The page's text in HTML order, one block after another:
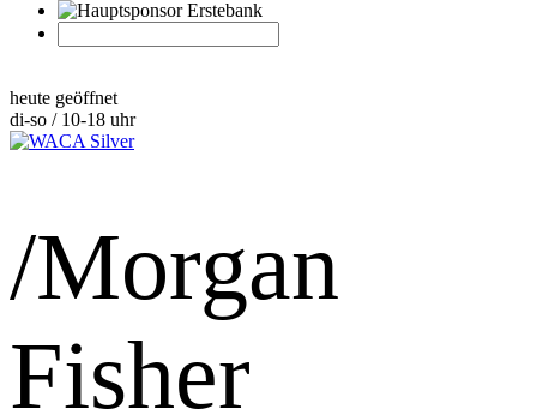
heute geöffnet
di-so / 10-18 uhr
/Morgan
Fisher